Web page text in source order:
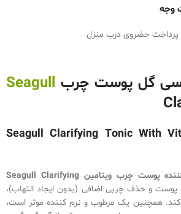
پرداخت حضروی درب منزل
سی گل پوست چرب Seagull
Seagull Clarifying Tonic With
سی گل روشن کننده پوست چرب ویتامین Seagull Clarifying
پوست و حذف چربی اضافی (بدون ایجاد التهاب)،
همچنین یک مرطوب و نرم کننده موثر است،